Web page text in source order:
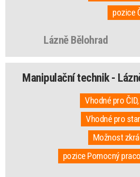
pozice
Lázně Bělohrad
Manipulační technik -
Vhodné pro
Vhodné pro
Možnost
pozice Pomocný